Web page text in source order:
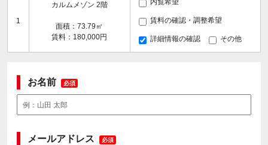
1
カルムメゾン 2階
面積：73.79㎡
賃料：180,000円
内覧希望
賃料の確認・調整希望
詳細情報の確認 その他
お名前 必須
メールアドレス 必須